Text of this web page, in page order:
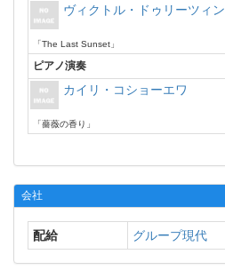
ヴィクトル・ドゥリーツィン
「The Last Sunset」
ピアノ演奏
カイリ・コショーエワ
「薔薇の香り」
会社
配給 グループ現代